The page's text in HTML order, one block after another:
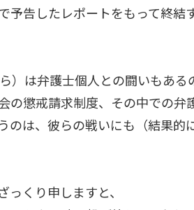
予告したレポートをもって終結
は弁護士個人との闘いもある
の懲戒請求制度、その中での弁
のは、彼らの戦いにも（結果的
くり申しますと、